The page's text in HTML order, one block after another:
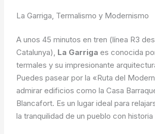
La Garriga, Termalismo y Modernismo
A unos 45 minutos en tren (línea R3
Catalunya), La Garriga es conocida
termales y su impresionante
Puedes pasear por la «Ruta del
admirar edificios como la Casa
Blancafort. Es un lugar ideal para
la tranquilidad de un pueblo con